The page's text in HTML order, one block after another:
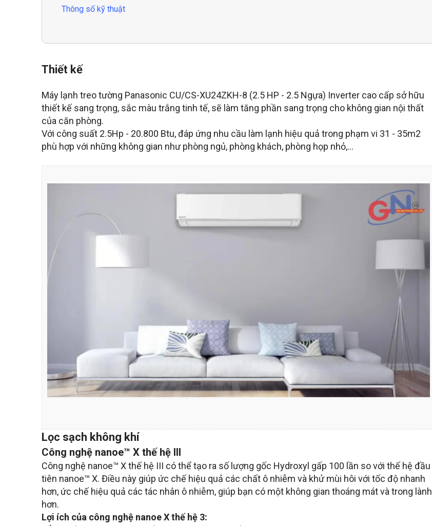
Thông số kỹ thuật
Thiết kế
Máy lạnh treo tường Panasonic CU/CS-XU24ZKH-8 (2.5 HP - 2.5 Ngựa) Inverter cao cấp sở hữu
thiết kế sang trọng, sắc màu trắng tinh tế, sẽ làm tăng phần sang trọng cho không gian nội thất
của căn phòng.
Với công suất 2.5Hp - 20.800 Btu, đáp ứng nhu cầu làm lạnh hiệu quả trong phạm vi 31 - 35m2
phù hợp với những không gian như phòng ngủ, phòng khách, phòng họp nhỏ,...
Lọc sạch không khí
Công nghệ nanoe™ X thế hệ III
Công nghệ nanoe™ X thế hệ III có thể tạo ra số lượng gốc Hydroxyl gấp 100 lần so với thế hệ đầu
tiên nanoe™ X. Điều này giúp ức chế hiệu quả các chất ô nhiễm và khử mùi hôi với tốc độ nhanh
hơn, ức chế hiệu quả các tác nhân ô nhiễm, giúp bạn có một không gian thoáng mát và trong lành
hơn.
Lợi ích của công nghệ nanoe X thế hệ 3: